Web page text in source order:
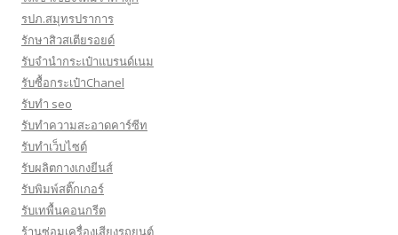
รปภ.สมุทรปราการ
รักษาสิวสเตียรอยด์
รับจำนำกระเป๋าแบรนด์เนม
รับซื้อกระเป๋าChanel
รับทำ seo
รับทำความสะอาดคาร์ซีท
รับทําเว็บไซต์
รับผลิตกางเกงยีนส์
รับพิมพ์สติ๊กเกอร์
รับเทพื้นคอนกรีต
ร้านซ่อมเครื่องเสียงรถยนต์